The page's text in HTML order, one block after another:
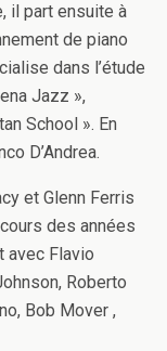
il part ensuite à
de piano
dans l’étude
Jazz »,
School ». En
D’Andrea.
et Glenn Ferris
des années
avec Flavio
Roberto
Bob Mover ,